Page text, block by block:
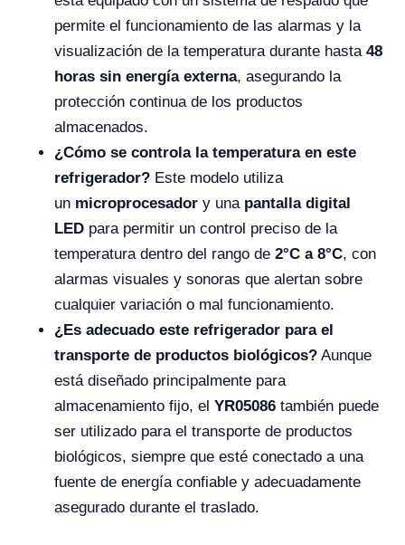
permite el funcionamiento de las alarmas y la
visualización de la temperatura durante hasta 48
horas sin energía externa, asegurando la
protección continua de los productos
almacenados.
¿Cómo se controla la temperatura en este
refrigerador? Este modelo utiliza
un microprocesador y una pantalla digital
LED para permitir un control preciso de la
temperatura dentro del rango de 2°C a 8°C, con
alarmas visuales y sonoras que alertan sobre
cualquier variación o mal funcionamiento.
¿Es adecuado este refrigerador para el
transporte de productos biológicos? Aunque
está diseñado principalmente para
almacenamiento fijo, el YR05086 también puede
ser utilizado para el transporte de productos
biológicos, siempre que esté conectado a una
fuente de energía confiable y adecuadamente
asegurado durante el traslado.